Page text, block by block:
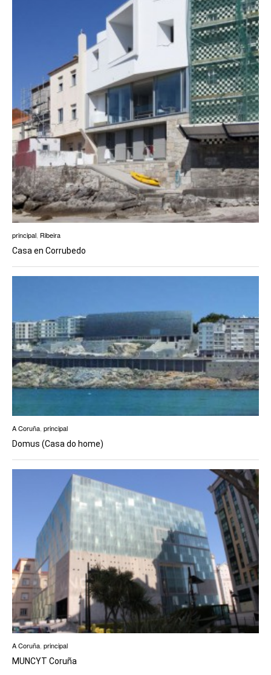
principal, Ribeira
Casa en Corrubedo
A Coruña principal
Domus (Casa do home)
A Coruña principal
MUNCYT Coruña